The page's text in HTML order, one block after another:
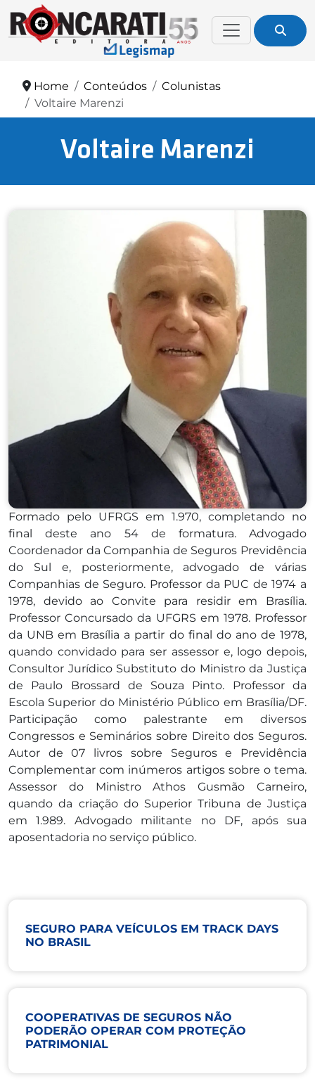
Home Conteúdos
Colunistas
Voltaire Marenzi
Voltaire Marenzi
Formado pelo UFRGS em 1.970, completando no
final deste ano 54 de formatura. Advogado
Coordenador da Companhia de Seguros Previdência
do Sul e, posteriormente, advogado de várias
Companhias de Seguro. Professor da PUC de 1974 a
1978, devido ao Convite para residir em Brasília.
Professor Concursado da UFGRS em 1978. Professor
da UNB em Brasília a partir do final do ano de 1978,
quando convidado para ser assessor e, logo depois,
Consultor Jurídico Substituto do Ministro da Justiça
de Paulo Brossard de Souza Pinto. Professor da
Escola Superior do Ministério Público em Brasília/DF.
Participação como palestrante em diversos
Congressos e Seminários sobre Direito dos Seguros.
Autor de 07 livros sobre Seguros e Previdência
Complementar com inúmeros artigos sobre o tema.
Assessor do Ministro Athos Gusmão Carneiro,
quando da criação do Superior Tribuna de Justiça
em 1.989. Advogado militante no DF, após sua
aposentadoria no serviço público.
SEGURO PARA VEÍCULOS EM TRACK DAYS
NO BRASIL
COOPERATIVAS DE SEGUROS NÃO
PODERÃO OPERAR COM PROTEÇÃO
PATRIMONIAL